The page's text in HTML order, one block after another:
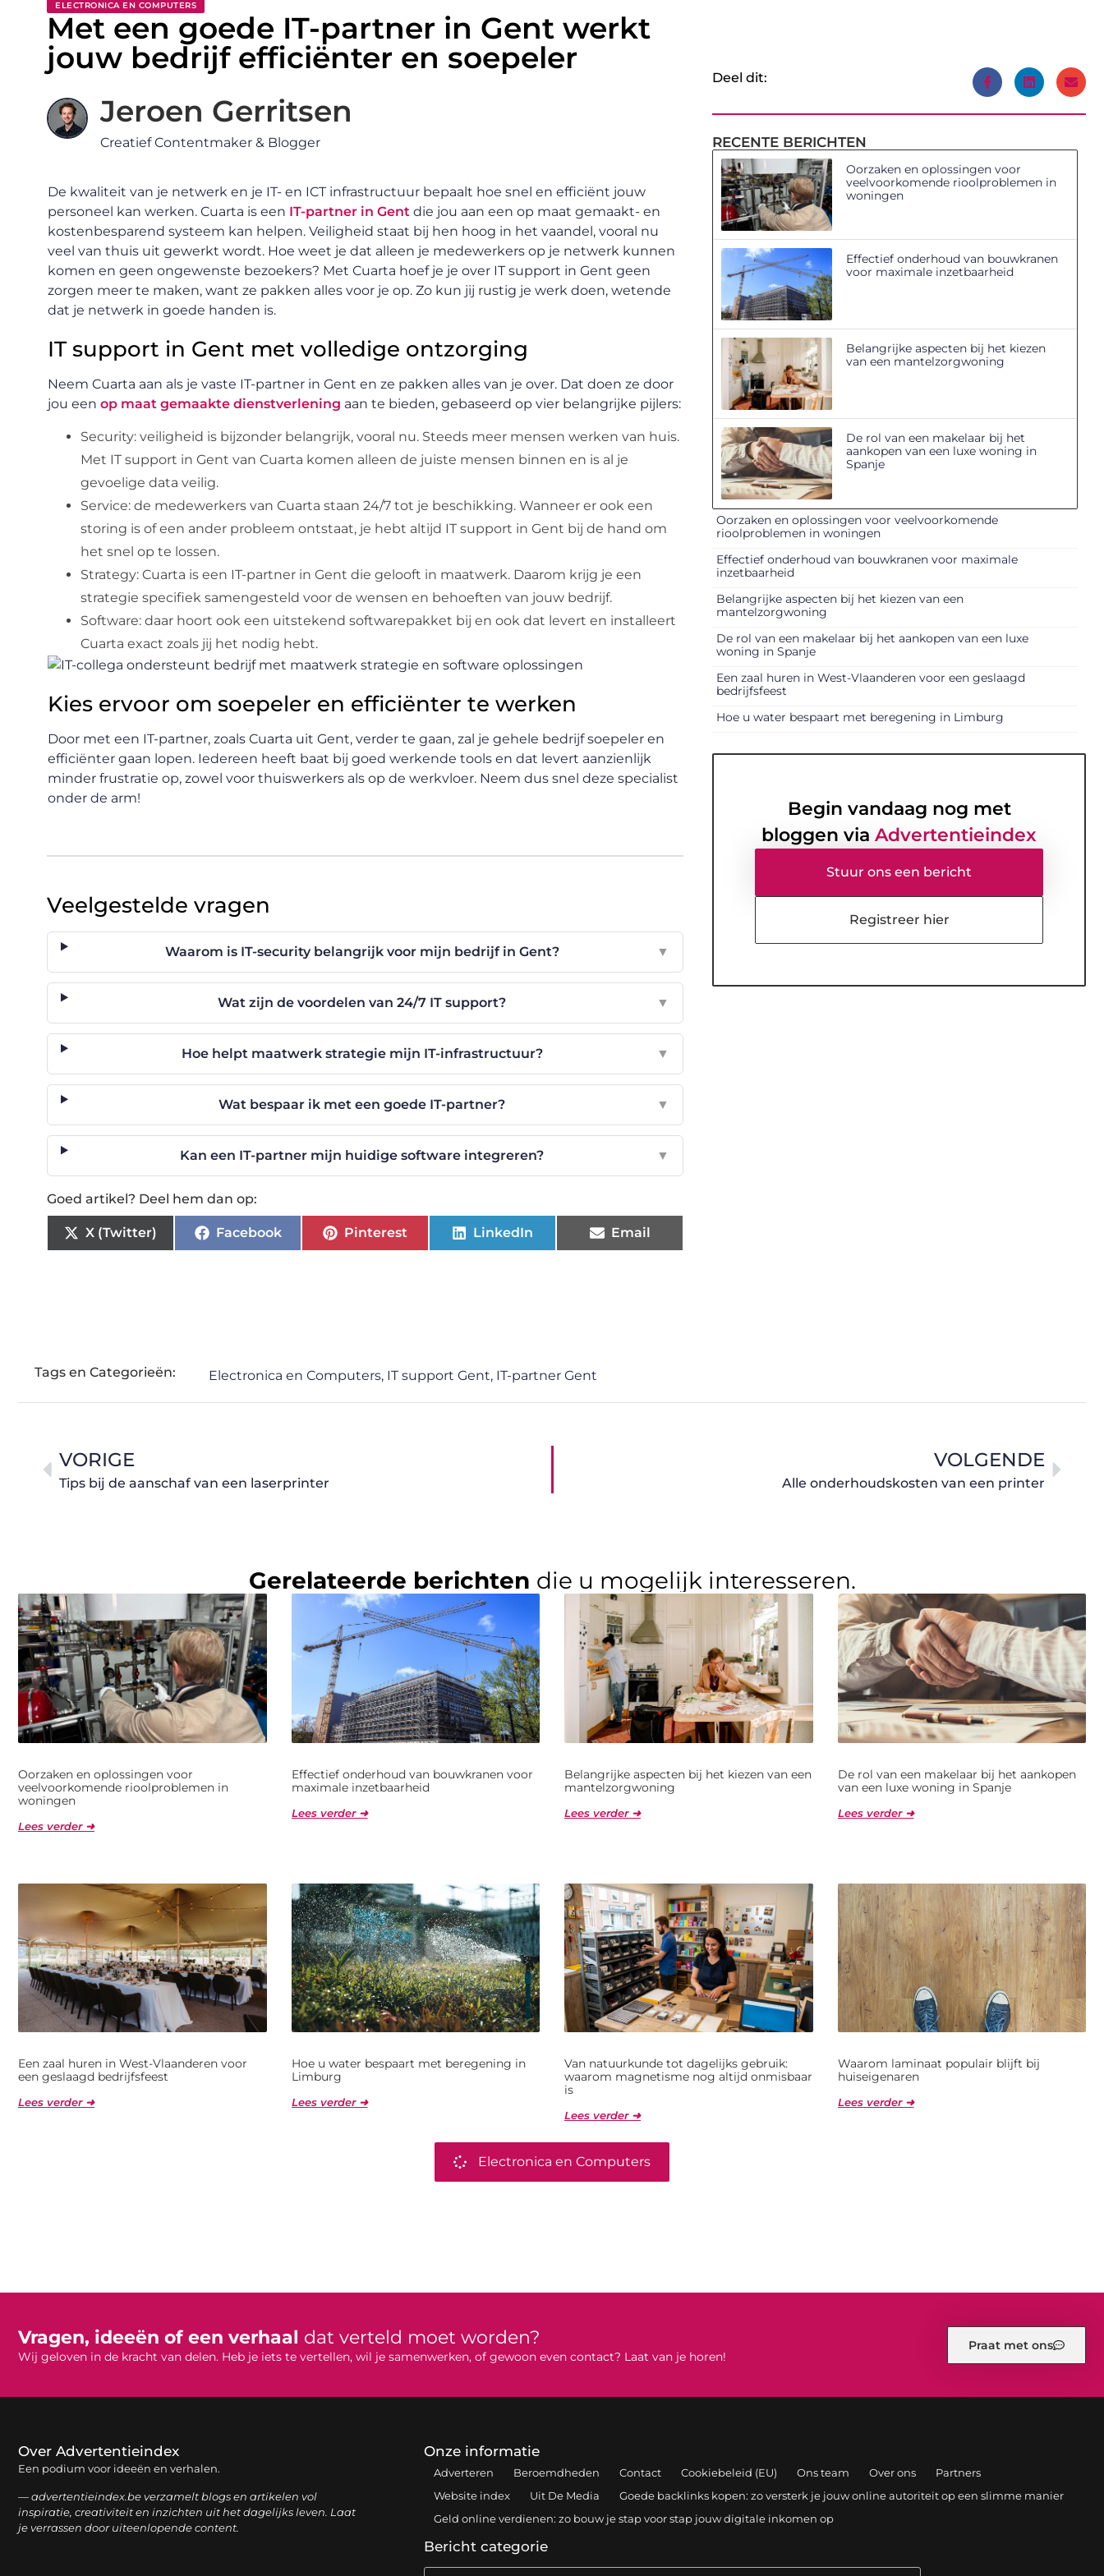
ELECTRONICA EN COMPUTERS
Met een goede IT-partner in Gent werkt
jouw bedrijf efficiënter en soepeler
Jeroen Gerritsen
Creatief Contentmaker & Blogger
De kwaliteit van je netwerk en je IT- en ICT infrastructuur bepaalt hoe snel en efficiënt jouw
personeel kan werken. Cuarta is een IT-partner in Gent die jou aan een op maat gemaakt- en
kostenbesparend systeem kan helpen. Veiligheid staat bij hen hoog in het vaandel, vooral nu
veel van thuis uit gewerkt wordt. Hoe weet je dat alleen je medewerkers op je netwerk kunnen
komen en geen ongewenste bezoekers? Met Cuarta hoef je je over IT support in Gent geen
zorgen meer te maken, want ze pakken alles voor je op. Zo kun jij rustig je werk doen, wetende
dat je netwerk in goede handen is.
IT support in Gent met volledige ontzorging
Neem Cuarta aan als je vaste IT-partner in Gent en ze pakken alles van je over. Dat doen ze door
jou een op maat gemaakte dienstverlening aan te bieden, gebaseerd op vier belangrijke pijlers:
Security: veiligheid is bijzonder belangrijk, vooral nu. Steeds meer mensen werken van huis.
Met IT support in Gent van Cuarta komen alleen de juiste mensen binnen en is al je
gevoelige data veilig.
Service: de medewerkers van Cuarta staan 24/7 tot je beschikking. Wanneer er ook een
storing is of een ander probleem ontstaat, je hebt altijd IT support in Gent bij de hand om
het snel op te lossen.
Strategy: Cuarta is een IT-partner in Gent die gelooft in maatwerk. Daarom krijg je een
strategie specifiek samengesteld voor de wensen en behoeften van jouw bedrijf.
Software: daar hoort ook een uitstekend softwarepakket bij en ook dat levert en installeert
Cuarta exact zoals jij het nodig hebt.
Kies ervoor om soepeler en efficiënter te werken
Door met een IT-partner, zoals Cuarta uit Gent, verder te gaan, zal je gehele bedrijf soepeler en
efficiënter gaan lopen. Iedereen heeft baat bij goed werkende tools en dat levert aanzienlijk
minder frustratie op, zowel voor thuiswerkers als op de werkvloer. Neem dus snel deze specialist
onder de arm!
Veelgestelde vragen
Waarom is IT-security belangrijk voor mijn bedrijf in Gent? ▼
Wat zijn de voordelen van 24/7 IT support? ▼
Hoe helpt maatwerk strategie mijn IT-infrastructuur? ▼
Wat bespaar ik met een goede IT-partner? ▼
Kan een IT-partner mijn huidige software integreren? ▼
Goed artikel? Deel hem dan op:
X (Twitter) Facebook Pinterest LinkedIn Email
Deel dit:
RECENTE BERICHTEN
Oorzaken en oplossingen voor
veelvoorkomende rioolproblemen in
woningen
Effectief onderhoud van bouwkranen
voor maximale inzetbaarheid
Belangrijke aspecten bij het kiezen
van een mantelzorgwoning
De rol van een makelaar bij het
aankopen van een luxe woning in
Spanje
Oorzaken en oplossingen voor veelvoorkomende
rioolproblemen in woningen
Effectief onderhoud van bouwkranen voor maximale
inzetbaarheid
Belangrijke aspecten bij het kiezen van een
mantelzorgwoning
De rol van een makelaar bij het aankopen van een luxe
woning in Spanje
Een zaal huren in West-Vlaanderen voor een geslaagd
bedrijfsfeest
Hoe u water bespaart met beregening in Limburg
Begin vandaag nog met
bloggen via Advertentieindex
Stuur ons een bericht
Registreer hier
Tags en Categorieën: Electronica en Computers, IT support Gent, IT-partner Gent
VORIGE
Tips bij de aanschaf van een laserprinter
VOLGENDE
Alle onderhoudskosten van een printer
Gerelateerde berichten die u mogelijk interesseren.
Oorzaken en oplossingen voor
veelvoorkomende rioolproblemen in
woningen
Lees verder ➜
Effectief onderhoud van bouwkranen voor
maximale inzetbaarheid
Lees verder ➜
Belangrijke aspecten bij het kiezen van een
mantelzorgwoning
Lees verder ➜
De rol van een makelaar bij het aankopen
van een luxe woning in Spanje
Lees verder ➜
Een zaal huren in West-Vlaanderen voor
een geslaagd bedrijfsfeest
Lees verder ➜
Hoe u water bespaart met beregening in
Limburg
Lees verder ➜
Van natuurkunde tot dagelijks gebruik:
waarom magnetisme nog altijd onmisbaar
is
Lees verder ➜
Waarom laminaat populair blijft bij
huiseigenaren
Lees verder ➜
Electronica en Computers
Vragen, ideeën of een verhaal dat verteld moet worden?
Wij geloven in de kracht van delen. Heb je iets te vertellen, wil je samenwerken, of gewoon even contact? Laat van je horen!
Praat met ons
Over Advertentieindex
Een podium voor ideeën en verhalen.
— advertentieindex.be verzamelt blogs en artikelen vol
inspiratie, creativiteit en inzichten uit het dagelijks leven. Laat
je verrassen door uiteenlopende content.
Onze informatie
Adverteren Beroemdheden Contact Cookiebeleid (EU) Ons team Over ons
Partners
Website index
Uit De Media
Goede backlinks kopen: zo versterk je jouw online autoriteit op een slimme manier
Geld online verdienen: zo bouw je stap voor stap jouw digitale inkomen op
Bericht categorie